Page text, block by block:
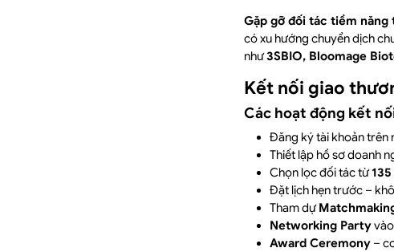
Gặp gỡ đối tác tiềm năng
có xu hướng chuyển dịch
như3SBIO, Bloomage
Kết nối giao
Các hoạt động kết
Đăng ký tài khoản trên
Thiết lập hồ sơ doanh
Chọn lọc đối tác từ
Đặt lịch hẹn trước –
Tham dự
Networking Party
Award Ceremony –